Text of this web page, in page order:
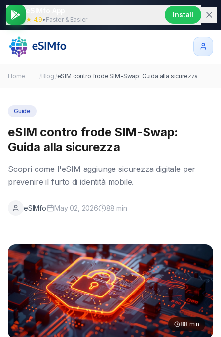
★ 4.9• Faster & Easier
Install
Home /Blog /eSIM contro frode SIM-Swap: Guida alla sicurezza
Guide
eSIM contro frode SIM-Swap:
Guida alla sicurezza
Scopri come l'eSIM aggiunge sicurezza digitale per
prevenire il furto di identità mobile.
eSIMfo May 02, 2026 88 min
88 min